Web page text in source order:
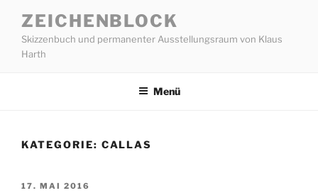
Inhalt
springen
ZEICHENBLOCK
Skizzenbuch und permanenter Ausstellungsraum von Klaus
Harth
Menü
KATEGORIE: CALLAS
VERÖFFENTLICHT
17. MAI 2016